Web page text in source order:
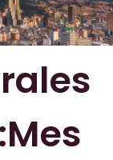
Mes